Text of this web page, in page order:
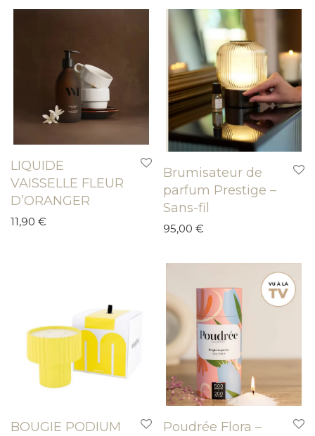
LIQUIDE
VAISSELLE FLEUR
D’ORANGER
11,90 €
Brumisateur de
parfum Prestige –
Sans-fil
95,00 €
BOUGIE PODIUM
Poudrée Flora –